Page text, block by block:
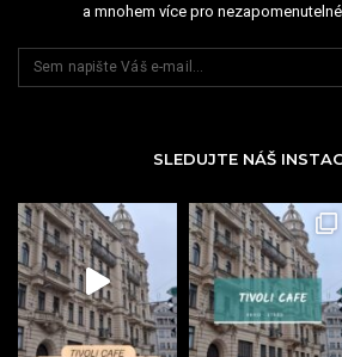
a mnohem více pro
SLEDUJTE NÁŠ